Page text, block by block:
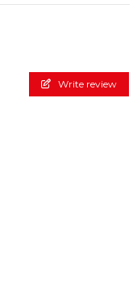
Write review